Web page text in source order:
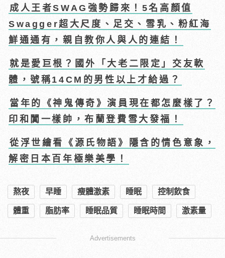
成人王者SWAG強勢歸來！5名高顏值
Swagger超大尺度、足交、雪乳、粉紅海
鮮通通有，親自教你人與人的連結！
就是愛巨根？國外「大老二限定」交友軟
體，號稱14CM的男性以上才給過？
當年的《神鬼傳奇》演員現在都怎麼樣了？
印和闐一樣帥，布蘭登費雪大發福！
從浮世繪看《源氏物語》隱含的情色意象，
解密日本百年極樂美學！
熬夜 早睡 瘦體激素 睡眠 控制飲食
體重 脂肪率 睡眠品質 睡眠時間 激素量
Advertisements